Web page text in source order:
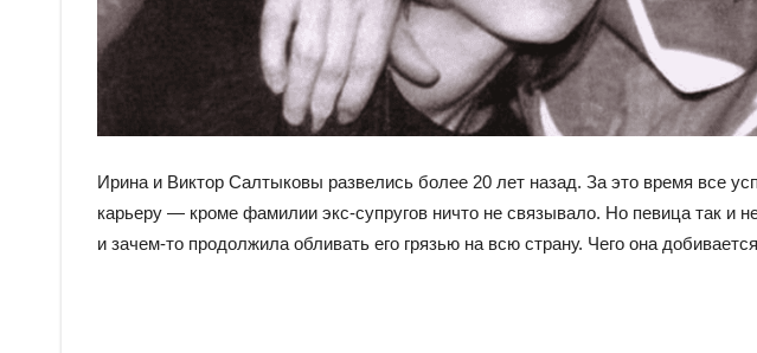
Ирина и Виктор Салтыковы развелись более 20 лет назад. За это время все
карьеру — кроме фамилии экс-супругов ничто не связывало. Но певица так и
и зачем-то продолжила обливать его грязью на всю страну. Чего она